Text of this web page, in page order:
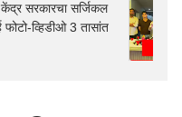
सरकारचा सर्जिकल
फोटो-व्हिडीओ 3 तासांत